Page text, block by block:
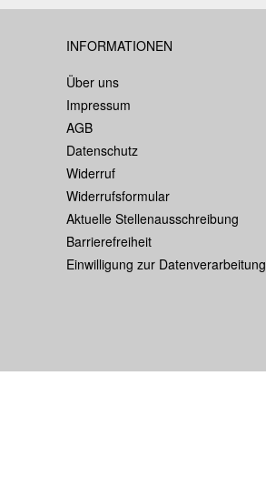
INFORMATIONEN
Über uns
Impressum
AGB
Datenschutz
Widerruf
Widerrufsformular
Aktuelle Stellenausschreibung
Barrierefreiheit
Einwilligung zur Datenverarbeitung